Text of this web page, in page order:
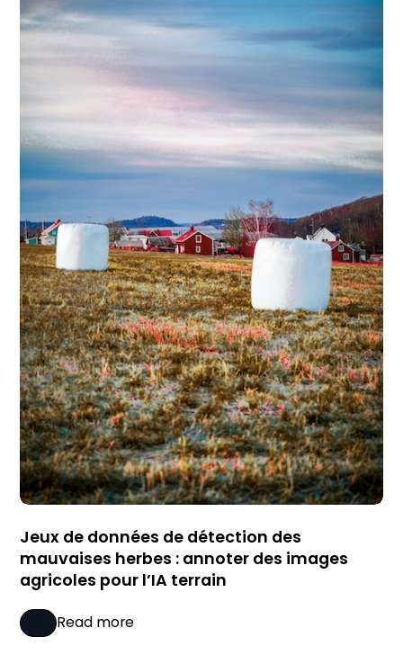
Jeux de données de détection des
mauvaises herbes : annoter des images
agricoles pour l’IA terrain
Read more